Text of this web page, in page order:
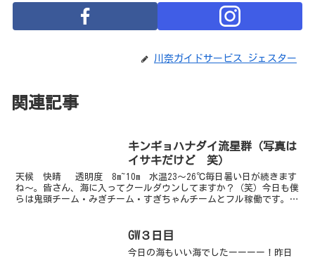
川奈ガイドサービス ジェスター
関連記事
キンギョハナダイ流星群（写真は
イサキだけど 笑）
天候 快晴 透明度 8m~10m 水温23～26℃毎日暑い日が続きます
ね～。皆さん、海に入ってクールダウンしてますか？（笑）今日も僕
らは鬼頭チーム・みぎチーム・すぎちゃんチームとフル稼働です。僕
GW３日目
今日の海もいい海でしたーーーー！昨日